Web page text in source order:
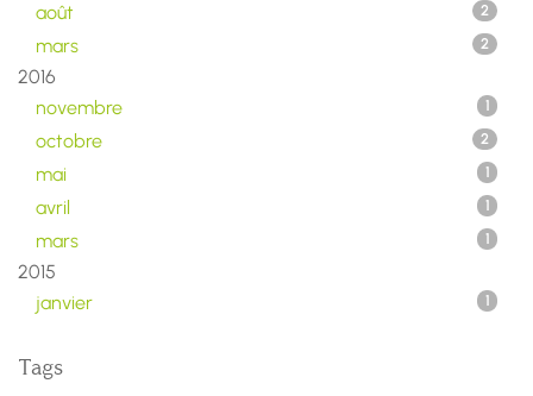
août 2
mars 2
2016
novembre
1
octobre 2
mai 1
avril 1
mars 1
2015
janvier
1
Tags